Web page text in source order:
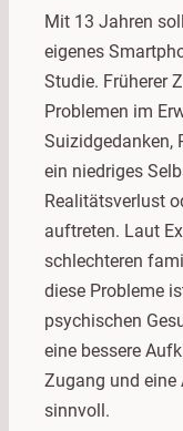
Mit 13 Jahren
eigenes
Studie. Früherer
Problemen im
Suizidgedanken,
ein niedriges
Realitätsverlust
auftreten. Laut
schlechteren
diese Probleme
psychischen
eine bessere
Zugang und eine
sinnvoll.